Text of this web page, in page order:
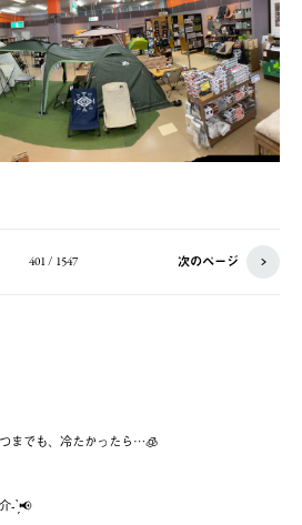
401 / 1547 次のページ
までも、冷たかったら…🧊
- ̗̀📢